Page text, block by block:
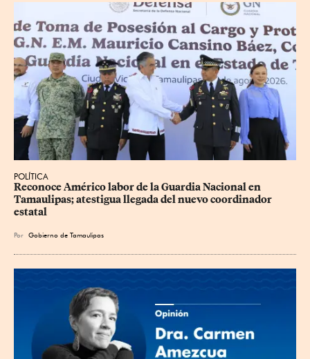
POLÍTICA
Reconoce Américo labor de la Guardia Nacional en
Tamaulipas; atestigua llegada del nuevo coordinador
estatal
Por Gobierno de Tamaulipas